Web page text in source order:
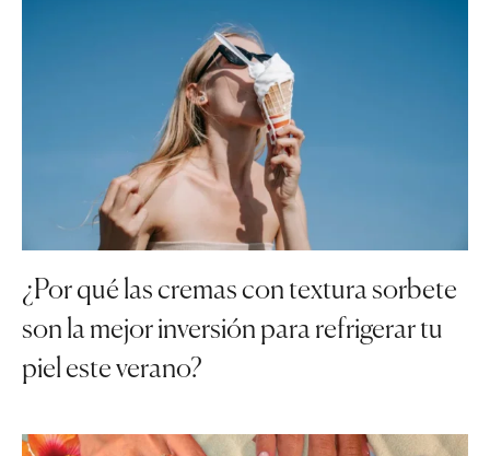
¿Por qué las cremas con textura sorbete
son la mejor inversión para refrigerar tu
piel este verano?